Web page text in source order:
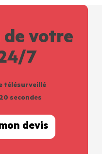
votre
7
télésurveillé
secondes
devis